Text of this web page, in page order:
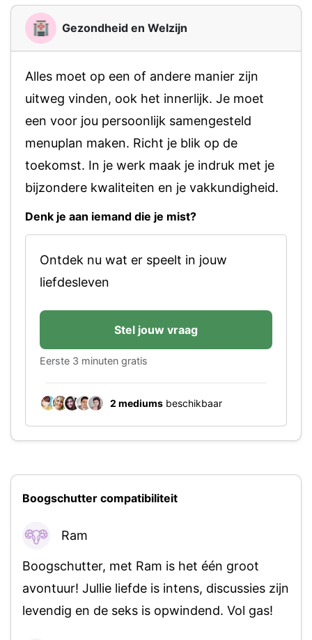
Gezondheid en Welzijn
Alles moet op een of andere manier zijn
uitweg vinden, ook het innerlijk. Je moet
een voor jou persoonlijk samengesteld
menuplan maken. Richt je blik op de
toekomst. In je werk maak je indruk met je
bijzondere kwaliteiten en je vakkundigheid.
Denk je aan iemand die je mist?
Ontdek nu wat er speelt in jouw
liefdesleven
Stel jouw vraag
Eerste 3 minuten gratis
2 mediums beschikbaar
Boogschutter compatibiliteit
Ram
Boogschutter, met Ram is het één groot
avontuur! Jullie liefde is intens, discussies zijn
levendig en de seks is opwindend. Vol gas!